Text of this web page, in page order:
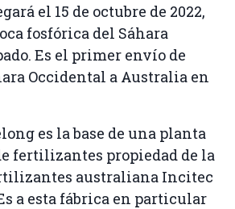
el 15 de octubre de 2022,
fosfórica del Sáhara
Es el primer envío de
Occidental a Australia en
es la base de una planta
fertilizantes propiedad de la
australiana Incitec
a esta fábrica en particular